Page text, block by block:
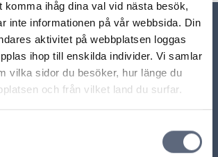
komma ihåg dina val vid nästa besök,
inte informationen på vår webbsida. Din
aktivitet på webbplatsen loggas
ihop till enskilda individer. Vi samlar
vilka sidor du besöker, hur länge du
och från vilket land du surfar.
sidor till frågan
min e-postadress när jag byter
ska jag få vid byte av